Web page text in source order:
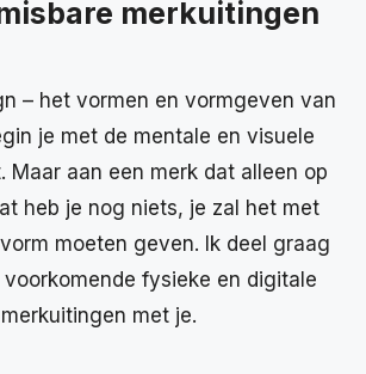
merkuitingen
– het vormen en vormgeven van
je met de mentale en visuele
Maar aan een merk dat alleen op
heb je nog niets, je zal het met
moeten geven. Ik deel graag
voorkomende fysieke en digitale
merkuitingen met je.